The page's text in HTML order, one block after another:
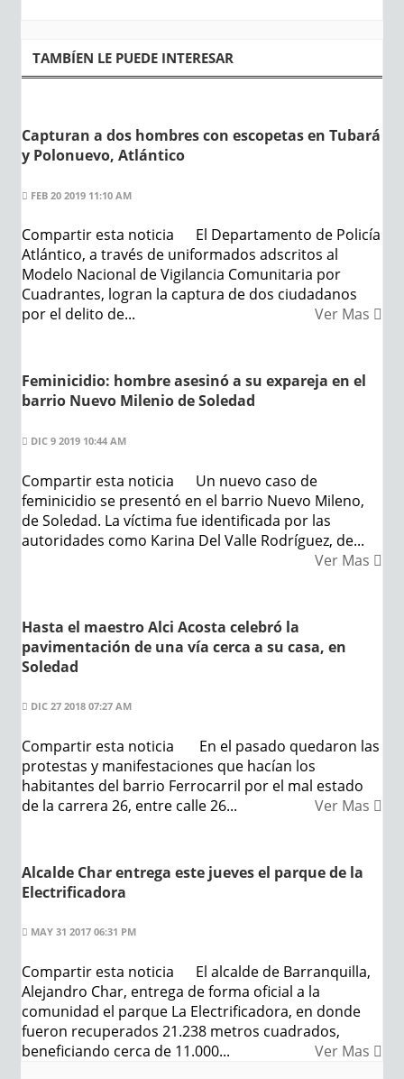
TAMBÍEN LE PUEDE INTERESAR
Capturan a dos hombres con escopetas en Tubará
y Polonuevo, Atlántico
FEB 20 2019 11:10 AM
Compartir esta noticia El Departamento de Policía
Atlántico, a través de uniformados adscritos al
Modelo Nacional de Vigilancia Comunitaria por
Cuadrantes, logran la captura de dos ciudadanos
por el delito de...
Ver Mas
Feminicidio: hombre asesinó a su expareja en el
barrio Nuevo Milenio de Soledad
DIC 9 2019 10:44 AM
Compartir esta noticia Un nuevo caso de
feminicidio se presentó en el barrio Nuevo Mileno,
de Soledad. La víctima fue identificada por las
autoridades como Karina Del Valle Rodríguez, de...
Ver Mas
Hasta el maestro Alci Acosta celebró la
pavimentación de una vía cerca a su casa, en
Soledad
DIC 27 2018 07:27 AM
Compartir esta noticia En el pasado quedaron las
protestas y manifestaciones que hacían los
habitantes del barrio Ferrocarril por el mal estado
de la carrera 26, entre calle 26...
Ver Mas
Alcalde Char entrega este jueves el parque de la
Electrificadora
MAY 31 2017 06:31 PM
Compartir esta noticia El alcalde de Barranquilla,
Alejandro Char, entrega de forma oficial a la
comunidad el parque La Electrificadora, en donde
fueron recuperados 21.238 metros cuadrados,
beneficiando cerca de 11.000...
Ver Mas